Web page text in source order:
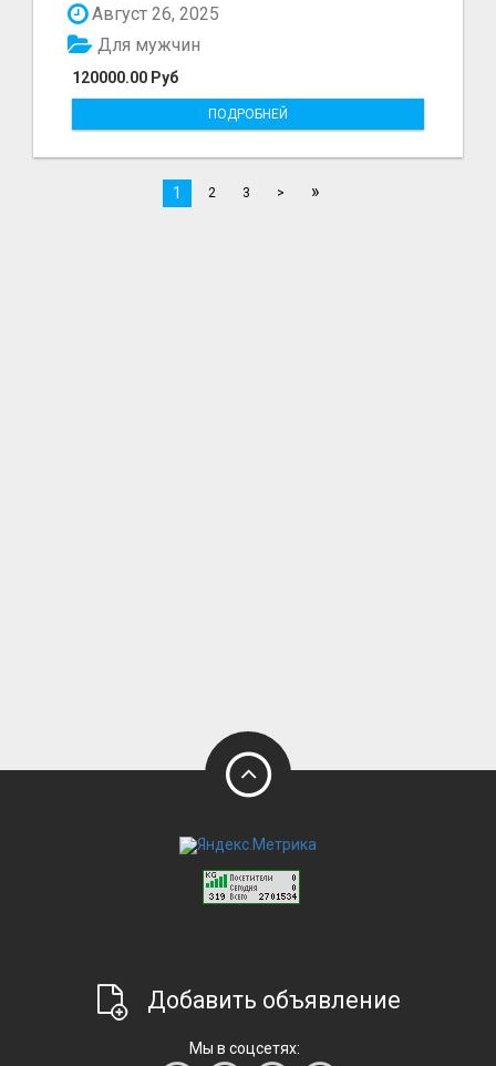
Август 26, 2025
120000.00 Руб
Для мужчин
ПОДРОБНЕЙ
1 2 3 > »
Добавить объявление
Мы в соцсетях: